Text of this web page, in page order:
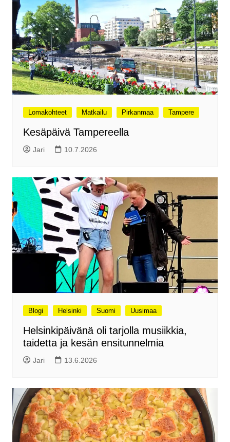
Lomakohteet Matkailu Pirkanmaa Tampere
Kesäpäivä Tampereella
Jari 10.7.2026
Blogi Helsinki Suomi Uusimaa
Helsinkipäivänä oli tarjolla musiikkia,
taidetta ja kesän ensitunnelmia
Jari 13.6.2026